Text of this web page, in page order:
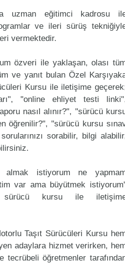
uzman eğitimci kadrosu
ve ileri sürüş
vermektedir.
özveri ile yaklaşan, olası
ve yanıt bulan Özel
Kursu ile iletişime
"online ehliyet testi
nasıl alınır?", "sürücü
öğrenilir?", "sürücü kursu
sorabilir, bilgi
istiyorum ne
var ama büyütmek
sürücü kursu ile
Taşıt Sürücüleri Kursu
adaylara hizmet verirken,
tecrübeli öğretmenler